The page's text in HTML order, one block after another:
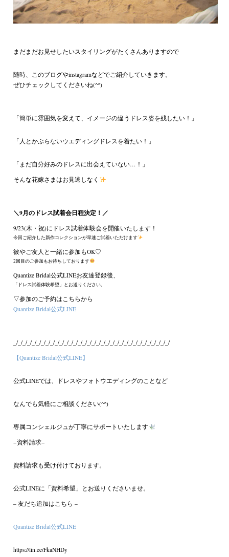
まだまだお見せしたいスタイリングがたくさんありますので
随時、このブログやinstagramなどでご紹介していきます。
ぜひチェックしてくださいね(^^)
「簡単に雰囲気を変えて、イメージの違うドレス姿を残したい！」
「人とかぶらないウエディングドレスを着たい！」
「まだ自分好みのドレスに出会えていない…！」
そんな花嫁さまはお見逃しなく
＼9月のドレス試着会日程決定！／
9/23(木・祝)にドレス試着体験会を開催いたします！
今回ご紹介した新作コレクションが早速ご試着いただけます
彼やご友人と一緒に参加もOK♡
2回目のご参加もお待ちしております
Quantize Bridal公式LINEお友達登録後、
「ドレス試着体験希望」とお送りください。
▽参加のご予約はこちらから
Quantize Bridal公式LINE
_/_/_/_/_/_/_/_/_/_/_/_/_/_/_/_/_/_/_/_/_/_/_/_/_/_/_/_/_/_/_/_/_/_/
【Quantize Bridal公式LINE】
公式LINEでは、ドレスやフォトウエディングのことなど
なんでも気軽にご相談ください(^^)
専属コンシェルジュが丁寧にサポートいたします
−資料請求−
資料請求も受け付けております。
公式LINEに「資料希望」とお送りくださいませ。
– 友だち追加はこちら –
Quantize Bridal公式LINE
https://lin.ee/FkaNHDy